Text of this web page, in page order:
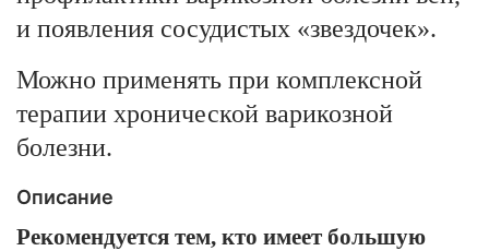
и появления сосудистых «звездочек».
Можно применять при комплексной
терапии хронической варикозной
болезни.
Описание
Рекомендуется тем, кто имеет большую